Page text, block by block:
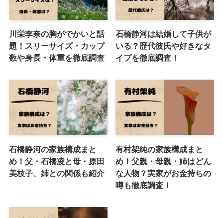
川栄李奈の胸がでかいと話
題！スリーサイズ・カップ
数や身長・体重を徹底調査
石橋静河は結婚して子供が
いる？歴代彼氏や好きなタ
イプを徹底調査！
石橋静河の家族構成まと
め！父・石橋凌と母・原田
美枝子、姉との関係も紹介
有村架純の家族構成まと
め！父親・母親・姉はどん
な人物？実家がお金持ちの
噂も徹底調査！